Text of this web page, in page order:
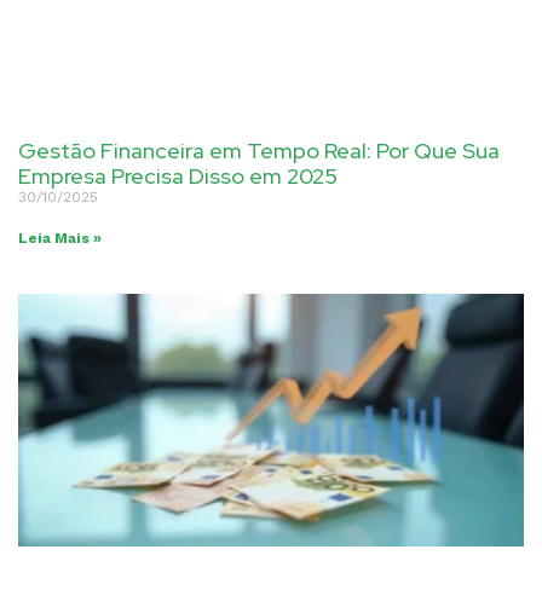
Gestão Financeira em Tempo Real: Por Que Sua
Empresa Precisa Disso em 2025
30/10/2025
Leia Mais »